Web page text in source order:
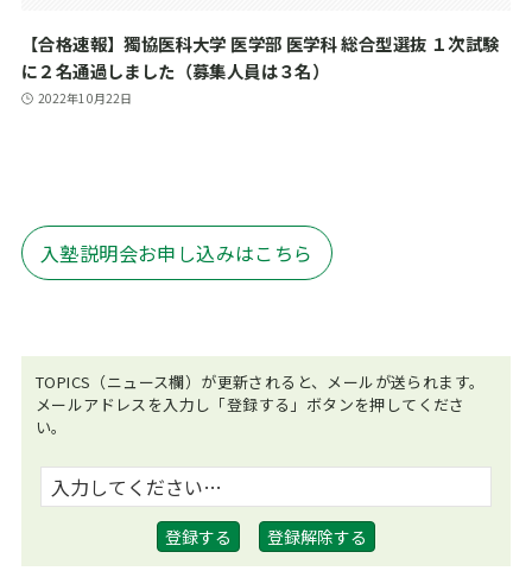
【合格速報】獨協医科大学 医学部 医学科 総合型選抜 １次試験
に２名通過しました（募集人員は３名）
2022年10月22日
入塾説明会お申し込みはこちら
TOPICS（ニュース欄）が更新されると、メールが送られます。
メールアドレスを入力し「登録する」ボタンを押してくださ
い。